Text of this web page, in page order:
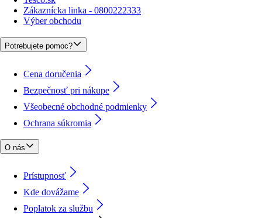
Zákaznícka linka - 0800222333
Výber obchodu
Potrebujete pomoc?
Cena doručenia
Bezpečnosť pri nákupe
Všeobecné obchodné podmienky
Ochrana súkromia
O nás
Prístupnosť
Kde dovážame
Poplatok za službu